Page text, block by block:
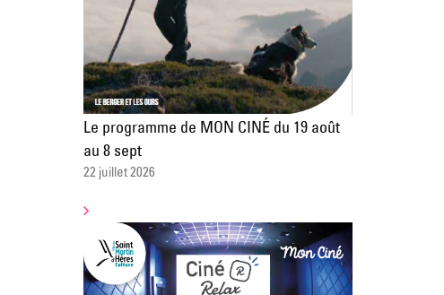
Le programme de MON CINÉ du 19 août
au 8 sept
22 juillet 2026